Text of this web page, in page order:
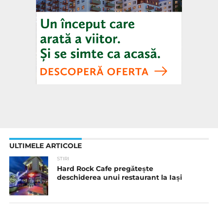
ULTIMELE ARTICOLE
STIRI
Hard Rock Cafe pregătește
deschiderea unui restaurant la Iași